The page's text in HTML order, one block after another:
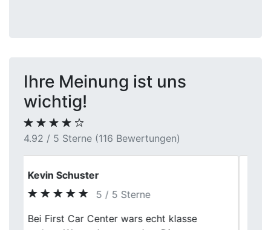
Ihre Meinung ist uns
wichtig!
4.92 / 5 Sterne (116 Bewertungen)
Marcel
5 / 5 Sterne
Danke für die nette Beratung, werde euch